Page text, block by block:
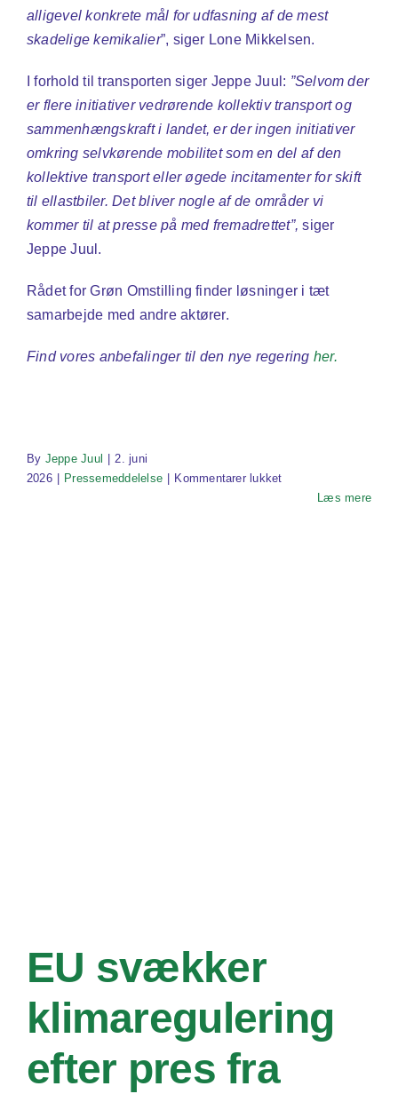
alligevel konkrete mål for udfasning af de mest
skadelige kemikalier”, siger Lone Mikkelsen.
I forhold til transporten siger Jeppe Juul: ”Selvom der
er flere initiativer vedrørende kollektiv transport og
sammenhængskraft i landet, er der ingen initiativer
omkring selvkørende mobilitet som en del af den
kollektive transport eller øgede incitamenter for skift
til ellastbiler. Det bliver nogle af de områder vi
kommer til at presse på med fremadrettet”, siger
Jeppe Juul.
Rådet for Grøn Omstilling finder løsninger i tæt
samarbejde med andre aktører.
Find vores anbefalinger til den nye regering her.
By Jeppe Juul
2. juni
2026
Pressemeddelelse Kommentarer lukkettil
Læs mere
EU svækker
klimaregulering
efter pres fra